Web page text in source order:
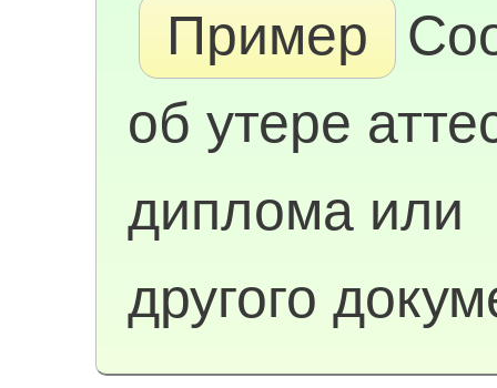
Пример
об утере
диплома или
другого